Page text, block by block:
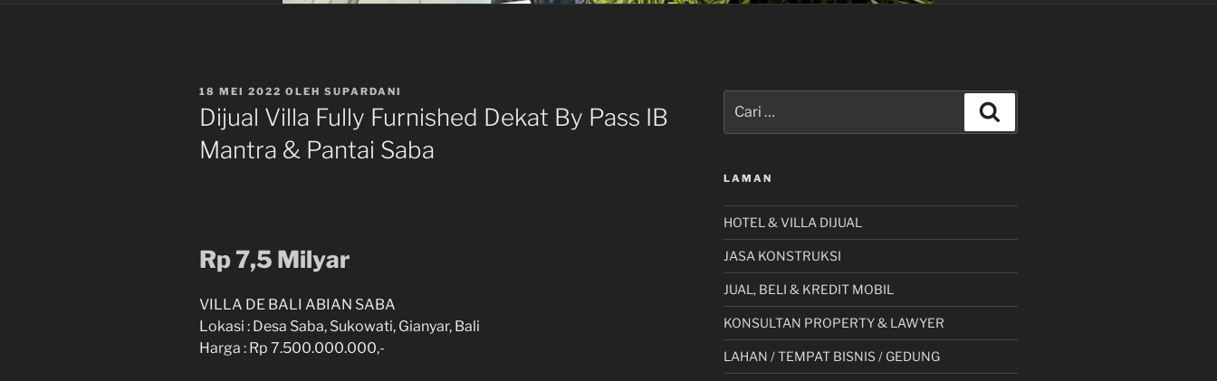
DIPOSKAN
PADA
18 MEI 2022 OLEH SUPARDANI
Dijual Villa Fully Furnished Dekat By Pass IB
Mantra & Pantai Saba
Rp 7,5 Milyar
VILLA DE BALI ABIAN SABA
Lokasi : Desa Saba, Sukowati, Gianyar, Bali
Harga : Rp 7.500.000.000,-
untuk:
LAMAN
HOTEL & VILLA DIJUAL
JASA KONSTRUKSI
JUAL, BELI & KREDIT MOBIL
KONSULTAN PROPERTY & LAWYER
LAHAN / TEMPAT BISNIS / GEDUNG